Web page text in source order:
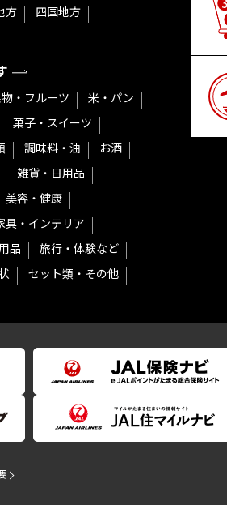
方
四国地方
・フルーツ
米・パン
菓子・スイーツ
調味料・油
お酒
雑貨・日用品
美容・健康
具・インテリア
品
旅行・体験など
セット類・その他